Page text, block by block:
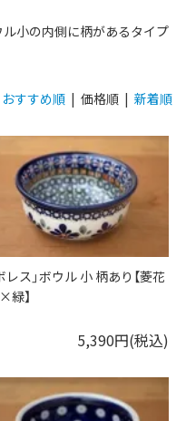
小の内側に柄があるタイプ
おすすめ順 | 価格順 | 新着順
レス」ボウル 小 柄あり【菱花
緑】
5,390円(税込)